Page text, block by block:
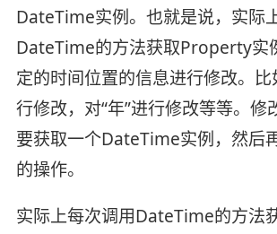
DateTime实例。也就是说，实际
DateTime的方法获取Property实
定的时间位置的信息进行修改。比
行修改，对“年”进行修改等等。修
要获取一个DateTime实例，然后
的操作。
实际上每次调用DateTime的方法